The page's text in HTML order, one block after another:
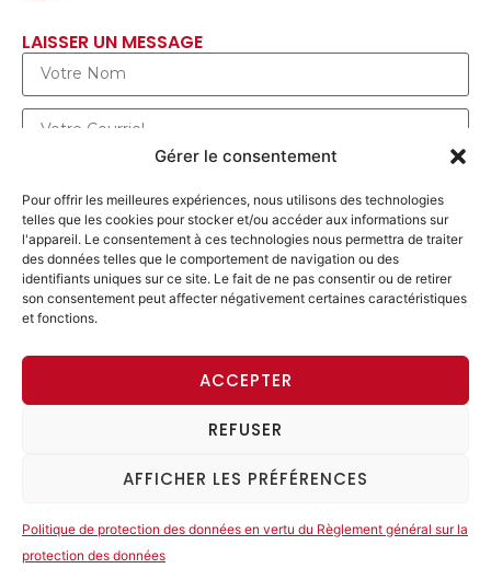
Gérer le consentement
Pour offrir les meilleures expériences, nous utilisons des technologies
telles que les cookies pour stocker et/ou accéder aux informations sur
l'appareil. Le consentement à ces technologies nous permettra de traiter
des données telles que le comportement de navigation ou des
identifiants uniques sur ce site. Le fait de ne pas consentir ou de retirer
son consentement peut affecter négativement certaines caractéristiques
et fonctions.
ACCEPTER
REFUSER
AFFICHER LES PRÉFÉRENCES
Politique de protection des données en vertu du Règlement général sur la
protection des données
LAISSER UN MESSAGE